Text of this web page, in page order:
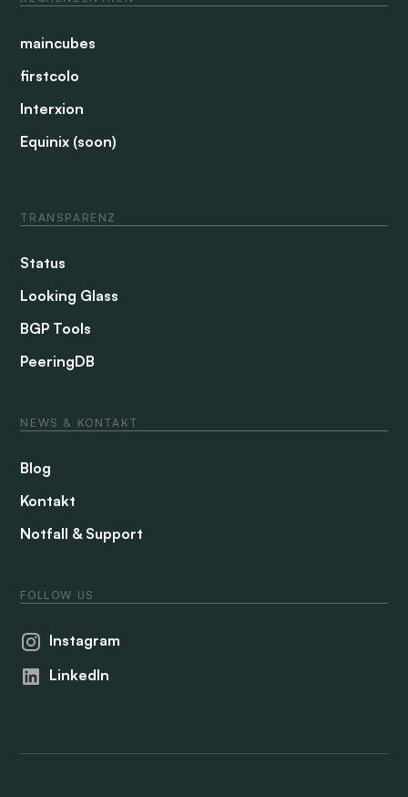
maincubes
firstcolo
Interxion
Equinix (soon)
TRANSPARENZ
Status
Looking Glass
BGP Tools
PeeringDB
NEWS & KONTAKT
Blog
Kontakt
Notfall & Support
FOLLOW US
Instagram
LinkedIn